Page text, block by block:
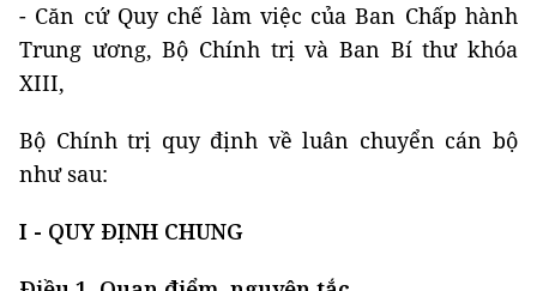
- Căn cứ Quy chế làm việc của Ban Chấp hành
Trung ương, Bộ Chính trị và Ban Bí thư khóa
XIII,
Bộ Chính trị quy định về luân chuyển cán bộ
như sau:
I - QUY ĐỊNH CHUNG